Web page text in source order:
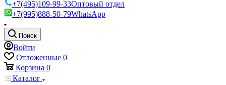
+7(495)109-99-33Оптовый отдел
+7(995)888-50-79WhatsApp
Поиск
Войти
Отложенные 0
Корзина 0
Каталог